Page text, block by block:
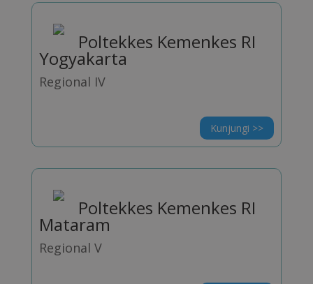
Poltekkes Kemenkes RI
Yogyakarta
Regional IV
Kunjungi >>
Poltekkes Kemenkes RI
Mataram
Regional V